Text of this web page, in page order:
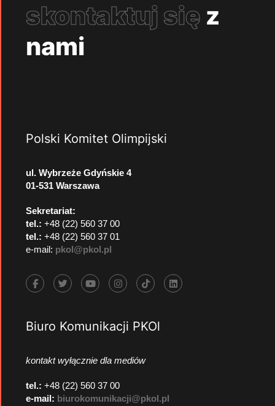
skontaktuj się z
nami
Polski Komitet Olimpijski
ul. Wybrzeże Gdyńskie 4
01-531 Warszawa
Sekretariat:
tel.: +48 (22) 560 37 00
tel.: +48 (22) 560 37 01
e-mail: pkol@pkol.pl
Biuro Komunikacji PKOl
kontakt wyłącznie dla mediów
tel.: +48 (22) 560 37 00
e-mail: biurokomunikacji@pkol.pl